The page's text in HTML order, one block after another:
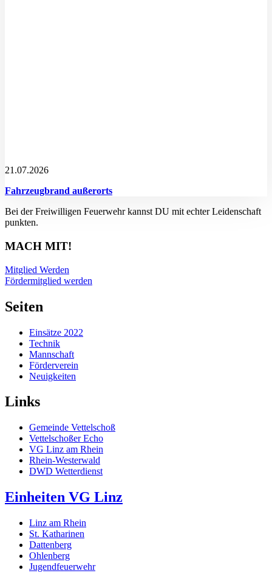
21.07.2026
Fahrzeugbrand außerorts
Bei der Freiwilligen Feuerwehr kannst DU mit echter Leidenschaft
punkten.
MACH MIT!
Mitglied Werden
Fördermitglied werden
Seiten
Einsätze 2022
Technik
Mannschaft
Förderverein
Neuigkeiten
Links
Gemeinde Vettelschoß
Vettelschoßer Echo
VG Linz am Rhein
Rhein-Westerwald
DWD Wetterdienst
Einheiten VG Linz
Linz am Rhein
St. Katharinen
Dattenberg
Ohlenberg
Jugendfeuerwehr